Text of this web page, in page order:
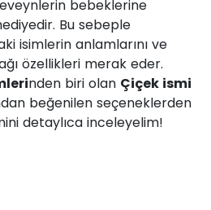
bebeklerine
Bu sebeple
isimlerin anlamlarını ve
özellikleri merak eder.
nden biri olan Çiçek ismi
beğenilen seçeneklerden
detaylıca inceleyelim!